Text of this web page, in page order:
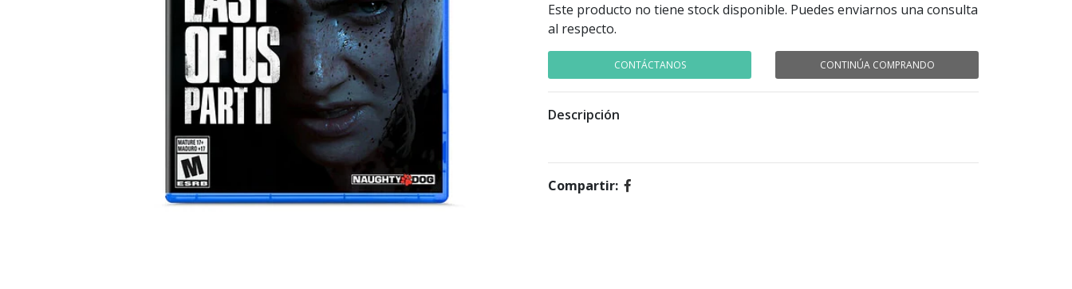
Este producto no tiene stock disponible. Puedes enviarnos una consulta
al respecto.
CONTÁCTANOS CONTINÚA COMPRANDO
Descripción
Compartir: